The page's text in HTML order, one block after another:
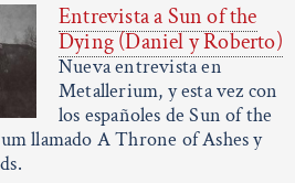
Entrevista a Sun of the
Dying (Daniel y Roberto)
Nueva entrevista en
Metallerium, y esta vez con
los españoles de Sun of the
llamado A Throne of Ashes y